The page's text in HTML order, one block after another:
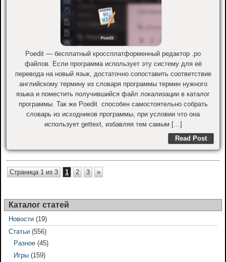
Poedit — бесплатный кроссплатформенный редактор .po
файлов. Если программа использует эту систему для её
перевода на новый язык, достаточно сопоставить соответствие
английскому термину из словаря программы термин нужного
языка и поместить получившийся файл локализации в каталог
программы. Так же Poedit способен самостоятельно собрать
словарь из исходников программы, при условии что она
использует gettext, избавляя тем самым […]
Read Post
Страница 1 из 3 1 2 3 »
Каталог статей
Новости (19)
Статьи (556)
Разное (45)
Игры (159)